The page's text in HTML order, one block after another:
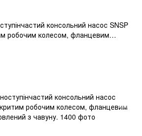
консольний насос SNSP
робочим колесом, фланцевим
з чавуну.